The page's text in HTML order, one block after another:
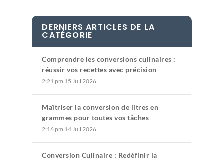
DERNIERS ARTICLES DE LA
CATÉGORIE
Comprendre les conversions culinaires :
réussir vos recettes avec précision
2:21 pm 15 Juil 2026
Maîtriser la conversion de litres en
grammes pour toutes vos tâches
2:16 pm 14 Juil 2026
Conversion Culinaire : Redéfinir la